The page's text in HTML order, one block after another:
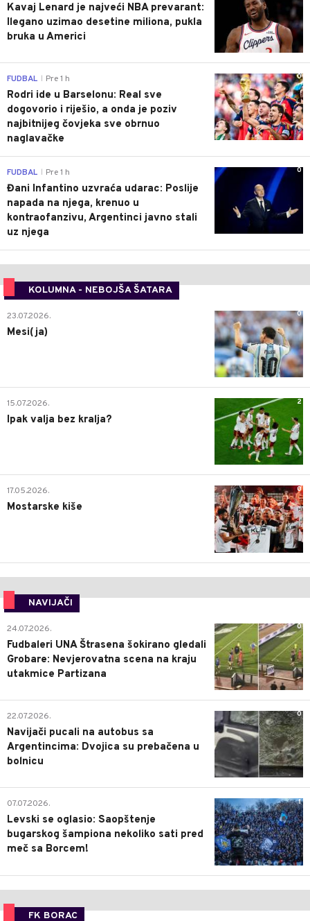
Kavaj Lenard je najveći NBA prevarant:
Ilegano uzimao desetine miliona, pukla
bruka u Americi
0
FUDBAL Pre 1 h
Rodri ide u Barselonu: Real sve
dogovorio i riješio, a onda je poziv
najbitnijeg čovjeka sve obrnuo
naglavačke
0
FUDBAL Pre 1 h
Đani Infantino uzvraća udarac: Poslije
napada na njega, krenuo u
kontraofanzivu, Argentinci javno stali
uz njega
KOLUMNA - NEBOJŠA ŠATARA
0
23.07.2026.
Mesi(ja)
2
15.07.2026.
Ipak valja bez kralja?
0
17.05.2026.
Mostarske kiše
NAVIJAČI
0
24.07.2026.
Fudbaleri UNA Štrasena šokirano gledali
Grobare: Nevjerovatna scena na kraju
utakmice Partizana
0
22.07.2026.
Navijači pucali na autobus sa
Argentincima: Dvojica su prebačena u
bolnicu
1
07.07.2026.
Levski se oglasio: Saopštenje
bugarskog šampiona nekoliko sati pred
meč sa Borcem!
FK BORAC